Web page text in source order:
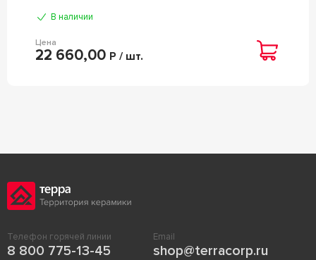
В наличии
Цена
22 660,00 Р / шт.
Телефон горячей линии
8 800 775-13-45
Email
shop@terracorp.ru